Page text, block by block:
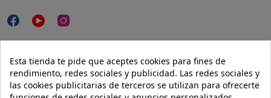
NUESTRA WEB
Esta tienda te pide que aceptes cookies para fines de
rendimiento, redes sociales y publicidad. Las redes sociales y
las cookies publicitarias de terceros se utilizan para ofrecerte